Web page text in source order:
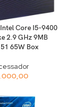
Core I5-9400
2.9 GHz 9MB
65W Box